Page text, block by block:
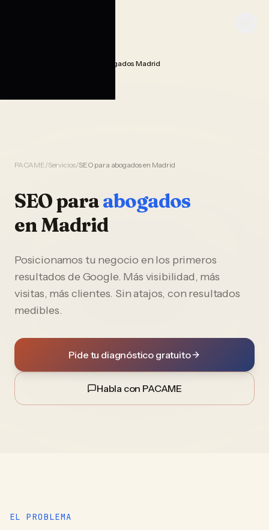
Seo Posicionamiento Abogados Madrid
PACAME/Servicios/SEO para abogados en Madrid
SEOparaabogados
enMadrid
Posicionamos tu negocio en los primeros
resultados de Google. Más visibilidad, más
visitas, más clientes. Sin atajos, con resultados
medibles.
Pide tu diagnóstico gratuito
Habla con PACAME
EL PROBLEMA